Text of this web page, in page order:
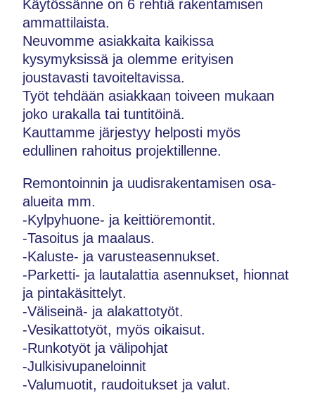
Käytössänne on 6 rehtiä rakentamisen
ammattilaista.
Neuvomme asiakkaita kaikissa
kysymyksissä ja olemme erityisen
joustavasti tavoiteltavissa.
Työt tehdään asiakkaan toiveen mukaan
joko urakalla tai tuntitöinä.
Kauttamme järjestyy helposti myös
edullinen rahoitus projektillenne.
Remontoinnin ja uudisrakentamisen osa-
alueita mm.
-Kylpyhuone- ja keittiöremontit.
-Tasoitus ja maalaus.
-Kaluste- ja varusteasennukset.
-Parketti- ja lautalattia asennukset, hionnat
ja pintakäsittelyt.
-Väliseinä- ja alakattotyöt.
-Vesikattotyöt, myös oikaisut.
-Runkotyöt ja välipohjat
-Julkisivupaneloinnit
-Valumuotit, raudoitukset ja valut.